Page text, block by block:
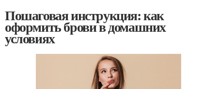
Пошаговая инструкция: как
оформить брови в домашних
условиях